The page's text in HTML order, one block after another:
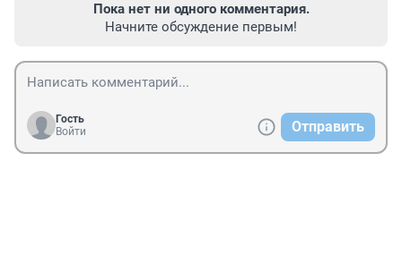
Пока нет ни одного комментария.
Начните обсуждение первым!
Гость
Войти
Отправить